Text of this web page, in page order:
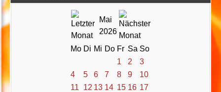
Mai
2026
Mo Di Mi Do Fr Sa So
1
2
3
4
5 6 7 8 9
10
11
12 13 14 15 16 17